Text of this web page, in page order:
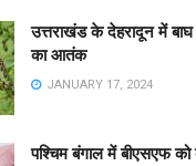
उत्तराखंड के देहरादून में
का आतंक
JANUARY 17, 2024
पश्चिम बंगाल में बीएसएफ को